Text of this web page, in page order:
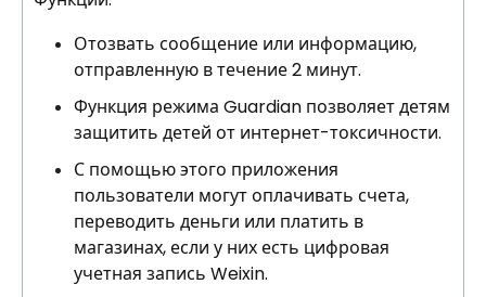
Отозвать сообщение или информацию,
отправленную в течение 2 минут.
Функция режима Guardian позволяет детям
защитить детей от интернет-токсичности.
С помощью этого приложения
пользователи могут оплачивать счета,
переводить деньги или платить в
магазинах, если у них есть цифровая
учетная запись Weixin.